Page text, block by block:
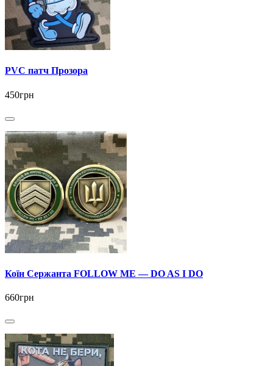
PVC патч Прозора
450грн
Коїн Сержанта FOLLOW ME — DO AS I DO
660грн